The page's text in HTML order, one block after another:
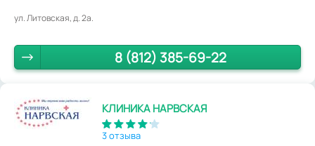
ул. Литовская, д. 2а.
8 (812) 385-69-22
КЛИНИКА НАРВСКАЯ
3 отзыва